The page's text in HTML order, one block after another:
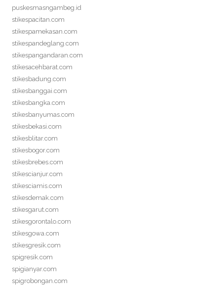
puskesmasngambeg.id
stikespacitan.com
stikespamekasan.com
stikespandeglang.com
stikespangandaran.com
stikesacehbarat.com
stikesbadung.com
stikesbanggai.com
stikesbangka.com
stikesbanyumas.com
stikesbekasi.com
stikesblitar.com
stikesbogor.com
stikesbrebes.com
stikescianjur.com
stikesciamis.com
stikesdemak.com
stikesgarut.com
stikesgorontalo.com
stikesgowa.com
stikesgresik.com
spigresik.com
spigianyar.com
spigrobongan.com